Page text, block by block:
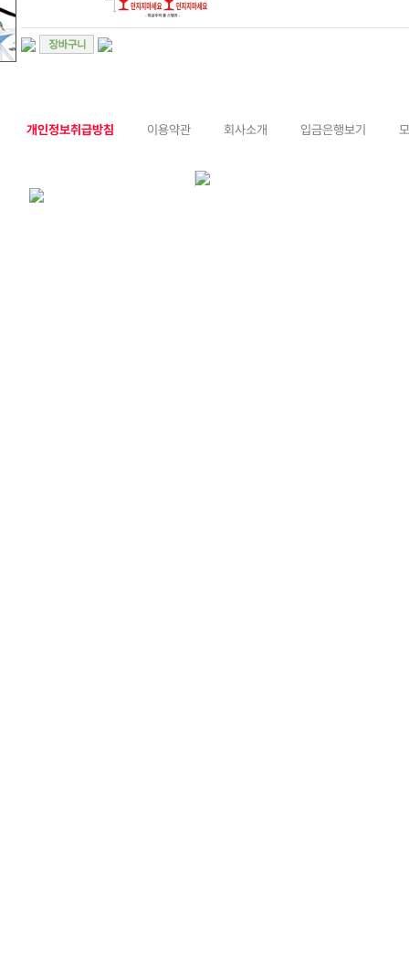
개인정보취급방침 이용약관 회사소개 입금은행보기